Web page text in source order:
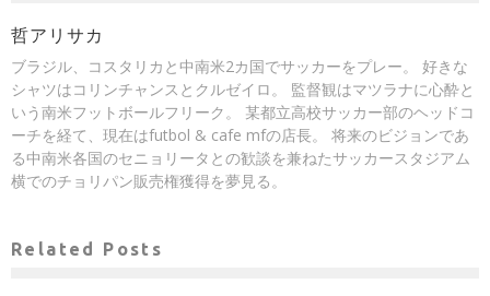
哲アリサカ
ブラジル、コスタリカと中南米2カ国でサッカーをプレー。 好きな
シャツはコリンチャンスとクルゼイロ。 監督観はマツラナに心酔と
いう南米フットボールフリーク。 某都立高校サッカー部のヘッドコ
ーチを経て、現在はfutbol & cafe mfの店長。 将来のビジョンであ
る中南米各国のセニョリータとの歓談を兼ねたサッカースタジアム
横でのチョリパン販売権獲得を夢見る。
Related Posts